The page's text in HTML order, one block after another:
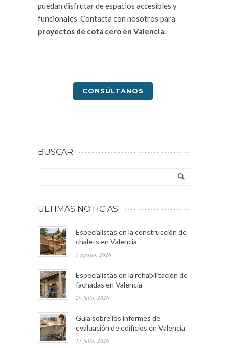
puedan disfrutar de espacios accesibles y
funcionales. Contacta con nosotros para
proyectos de cota cero en Valencia.
CONSÚLTANOS
BUSCAR
ULTIMAS NOTICIAS
Especialistas en la construcción de
chalets en Valencia
5 agosto, 2026
Especialistas en la rehabilitación de
fachadas en Valencia
29 julio, 2026
Guía sobre los informes de
evaluación de edificios en Valencia
15 julio, 2026